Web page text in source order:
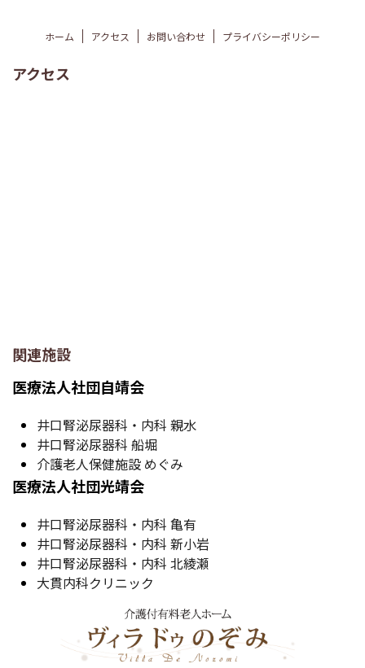
ホーム アクセス お問い合わせ プライバシーポリシー
アクセス
関連施設
医療法人社団自靖会
井口腎泌尿器科・内科 親水
井口腎泌尿器科 船堀
介護老人保健施設 めぐみ
医療法人社団光靖会
井口腎泌尿器科・内科 亀有
井口腎泌尿器科・内科 新小岩
井口腎泌尿器科・内科 北綾瀬
大貫内科クリニック